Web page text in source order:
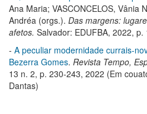
Ana Maria; VASCONCELOS, Vânia
Andréa (orgs.). Das margens:
afetos. Salvador: EDUFBA, 2022, p.
- A peculiar modernidade currais-
Bezerra Gomes. Revista Tempo,
13 n. 2, p. 230-243, 2022 (Em
Dantas)